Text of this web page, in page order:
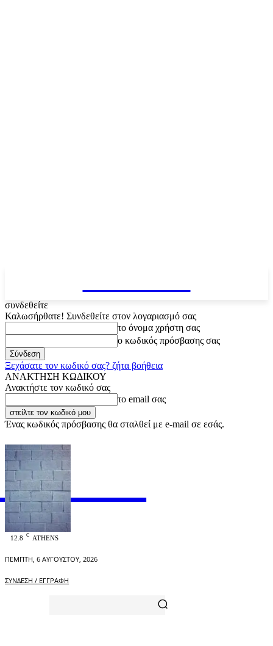
συνδεθείτε
Καλωσήρθατε! Συνδεθείτε στον λογαριασμό σας
το όνομα χρήστη σας
ο κωδικός πρόσβασης σας
Ξεχάσατε τον κωδικό σας? ζήτα βοήθεια
ΑΝΑΚΤΗΣΗ ΚΩΔΙΚΟΥ
Ανακτήστε τον κωδικό σας
το email σας
Ένας κωδικός πρόσβασης θα σταλθεί με e-mail σε εσάς.
OFFICIAL
12.8 C ATHENS
ΠΈΜΠΤΗ, 6 ΑΥΓΟΎΣΤΟΥ, 2026
ΣΎΝΔΕΣΗ / ΕΓΓΡΑΦΉ